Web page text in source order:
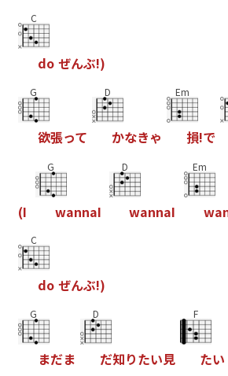
C
do ぜんぶ!)
G
欲張って
D
かなきゃ
Em
損!で
(I
G
wannaI
D
wannaI
Em
wa
C
do ぜんぶ!)
G
まだま
D
だ知りたい見
F
たい